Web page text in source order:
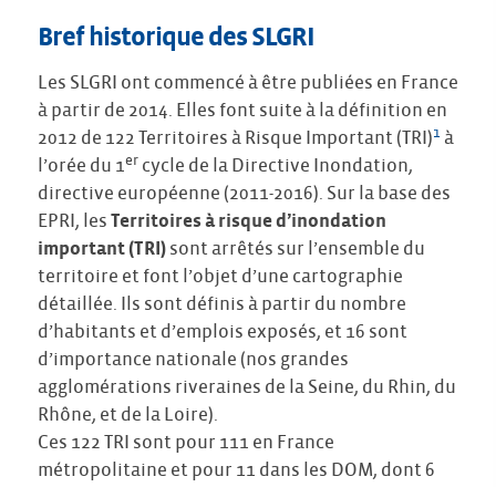
Bref historique des SLGRI
Les SLGRI ont commencé à être publiées en France
à partir de 2014. Elles font suite à la définition en
2012 de 122 Territoires à Risque Important (TRI)1 à
l’orée du 1er cycle de la Directive Inondation,
directive européenne (2011-2016). Sur la base des
EPRI, les Territoires à risque d’inondation
important (TRI) sont arrêtés sur l’ensemble du
territoire et font l’objet d’une cartographie
détaillée. Ils sont définis à partir du nombre
d’habitants et d’emplois exposés, et 16 sont
d’importance nationale (nos grandes
agglomérations riveraines de la Seine, du Rhin, du
Rhône, et de la Loire).
Ces 122 TRI sont pour 111 en France
métropolitaine et pour 11 dans les DOM, dont 6